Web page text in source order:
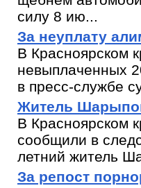
силу 8 ию...
За неуплату
В Красноярском
невыплаченных
в пресс-службе
Житель
В Красноярском
сообщили в
летний житель
За репост